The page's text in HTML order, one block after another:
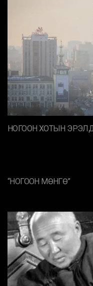
НОГООН ХОТЫН ЭРЭЛД:
“НОГООН МӨНГӨ”